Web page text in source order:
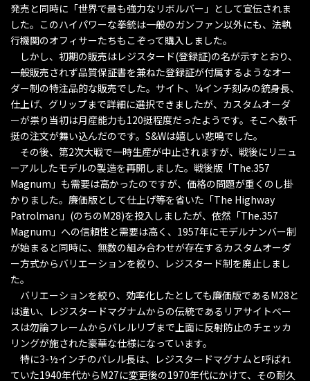
発売と同時に「世界で最も強力なリボルバー」として宣伝されま
した。このハイパワーな拳銃は一般のガンファン以外にも、法執
行機関のオフィサーたちもこぞって購入しました。
しかし、初期の販売はレジスタード(登録証)の名が示すとおり、
一般販売されず品質保証書を兼ねた登録証が付属するようなオー
ダー制の特注品的な販売でした。サイト、¼インチ刻みの銃身長、
仕上げ、グリップまで詳細に選択できましたが、カスタムオーダ
ーが祟り当初は月産能力も120挺程度だったようです。そこへ数千
挺の注文が舞い込んだのです。S&Wは嬉しい悲鳴でした。
その後、第2次大戦で一時生産が中止されますが、戦後にリニュ
ーアルしたモデルの製造を再開しました。戦後版「The.357
Magnum」も需要は高かったのですが、価格の問題が重くのし掛
かりました。廉価版として仕上げ等を省いた「The Highway
Patrolman」(のちのM28)を投入しましたが、依然「The.357
Magnum」への信頼性と需要は高く、1957年にモデルナンバー制
が始まると同時に、無数の組み合わせが存在するカスタムオーダ
ー方式からバリエーションを絞り、レジスタード制を廃止しまし
た。
バリエーションを絞り、効率化したとしても廉価版であるM28と
は違い、レジスタードマグナムからの伝統であるリアサイトベー
スは勿論フレームからバレルリブまで上面に反射防止のチェッカ
リングが施された豪華な仕様になっています。
特に3-½インチのバレル長は、レジスタードマグナムと呼ばれ
ていた1940年代からM27に変更後の1970年代にかけて、その耐久